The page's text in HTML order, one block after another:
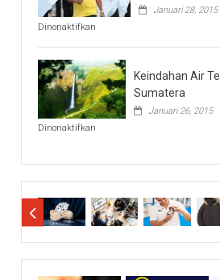
Hasil
Januari 28, 2015
Dinonaktifkan
Beny
Dollo
Terhadap
Final
SCM
Cup
Keindahan Air
Sumatera
Januari 26, 2015
Dinonaktifkan
Terjun
Sumatera